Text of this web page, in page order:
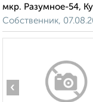
мкр. Разумное-54,
Собственник,
‹